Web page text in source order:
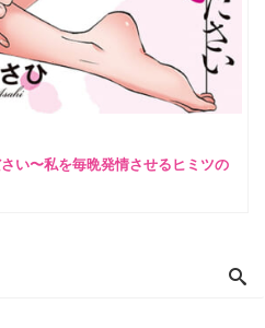
い〜私を毎晩発情させるヒミツの